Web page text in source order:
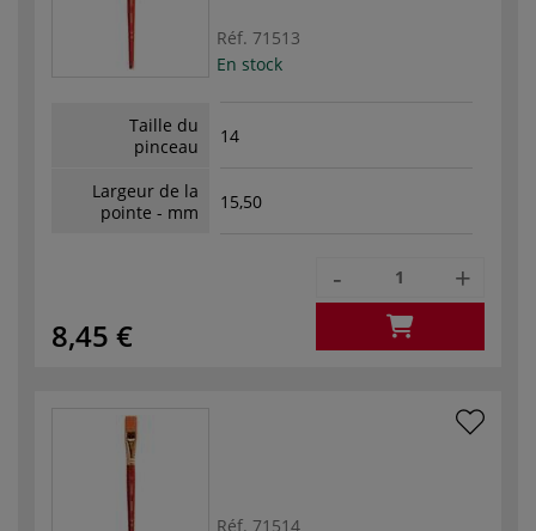
Réf. 71513
En stock
Taille du
pinceau
14
Largeur de la
pointe - mm
15,50
8,45 €
- +
Réf. 71514